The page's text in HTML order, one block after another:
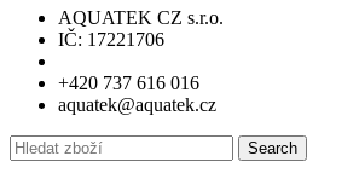
AQUATEK CZ s.r.o.
IČ: 17221706
+420 737 616 016
aquatek@aquatek.cz
Search